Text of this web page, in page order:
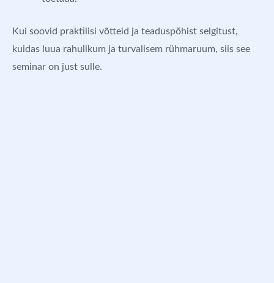
Kui soovid praktilisi võtteid ja teaduspõhist selgitust,
kuidas luua rahulikum ja turvalisem rühmaruum, siis see
seminar on just sulle.